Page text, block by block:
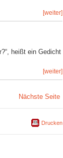
[weiter]
heißt ein Gedicht
[weiter]
Nächste Seite
Drucken